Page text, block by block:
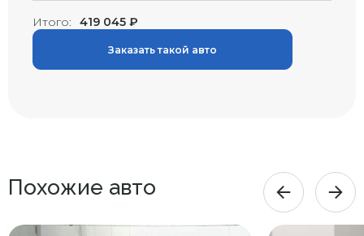
Итого: 419 045 ₽
Заказать такой авто
Похожие авто